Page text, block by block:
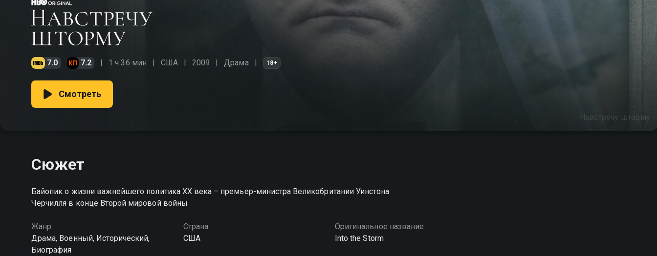
7.0 7.2 1 ч 36 мин США 2009 Драма 18+
Навстречу шторму
Смотреть
Сюжет
Байопик о жизни важнейшего политика ХХ века – премьер-министра Великобритании Уинстона
Черчилля в конце Второй мировой войны
Жанр
Драма, Военный, Исторический,
Биография
Страна
США
Оригинальное название
Into the Storm